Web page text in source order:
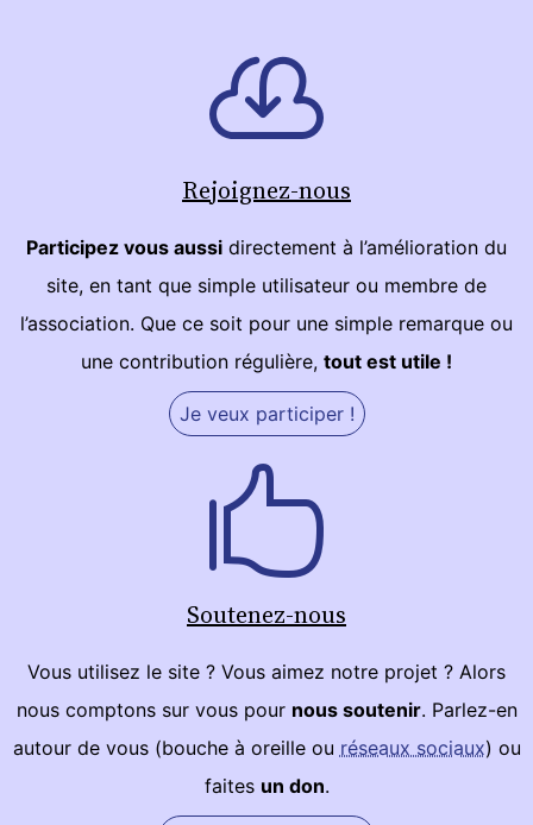
Rejoignez-nous
Participez vous aussi directement à l’amélioration du
site, en tant que simple utilisateur ou membre de
l’association. Que ce soit pour une simple remarque ou
une contribution régulière, tout est utile !
Je veux participer !
Soutenez-nous
Vous utilisez le site ? Vous aimez notre projet ? Alors
nous comptons sur vous pour nous soutenir. Parlez-en
autour de vous (bouche à oreille ou réseaux sociaux) ou
faites un don.